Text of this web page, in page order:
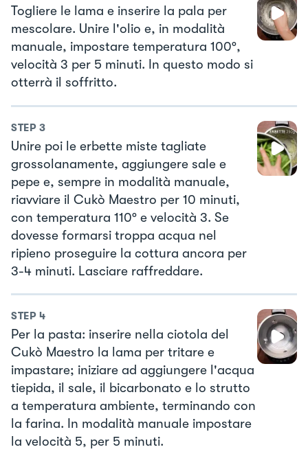
Togliere le lama e inserire la pala per
mescolare. Unire l'olio e, in modalità
manuale, impostare temperatura 100°,
velocità 3 per 5 minuti. In questo modo si
otterrà il soffritto.
STEP 3
Unire poi le erbette miste tagliate
grossolanamente, aggiungere sale e
pepe e, sempre in modalità manuale,
riavviare il Cukò Maestro per 10 minuti,
con temperatura 110° e velocità 3. Se
dovesse formarsi troppa acqua nel
ripieno proseguire la cottura ancora per
3-4 minuti. Lasciare raffreddare.
STEP 4
Per la pasta: inserire nella ciotola del
Cukò Maestro la lama per tritare e
impastare; iniziare ad aggiungere l'acqua
tiepida, il sale, il bicarbonato e lo strutto
a temperatura ambiente, terminando con
la farina. In modalità manuale impostare
la velocità 5, per 5 minuti.